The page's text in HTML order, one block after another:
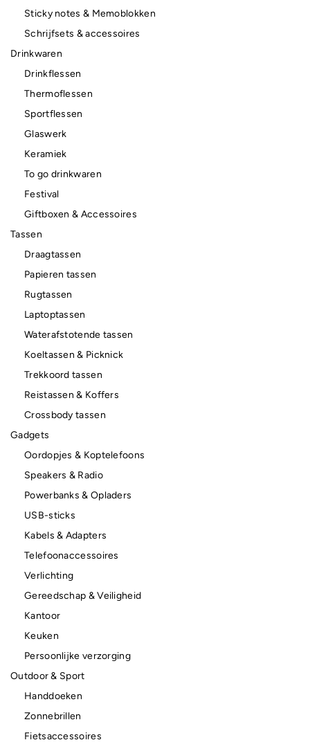
Sticky notes & Memoblokken
Schrijfsets & accessoires
Drinkwaren
Drinkflessen
Thermoflessen
Sportflessen
Glaswerk
Keramiek
To go drinkwaren
Festival
Giftboxen & Accessoires
Tassen
Draagtassen
Papieren tassen
Rugtassen
Laptoptassen
Waterafstotende tassen
Koeltassen & Picknick
Trekkoord tassen
Reistassen & Koffers
Crossbody tassen
Gadgets
Oordopjes & Koptelefoons
Speakers & Radio
Powerbanks & Opladers
USB-sticks
Kabels & Adapters
Telefoonaccessoires
Verlichting
Gereedschap & Veiligheid
Kantoor
Keuken
Persoonlijke verzorging
Outdoor & Sport
Handdoeken
Zonnebrillen
Fietsaccessoires